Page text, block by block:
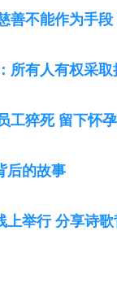
善不能作为手
所有人有权采
工猝死 留下怀
后的故事
上举行 分享诗